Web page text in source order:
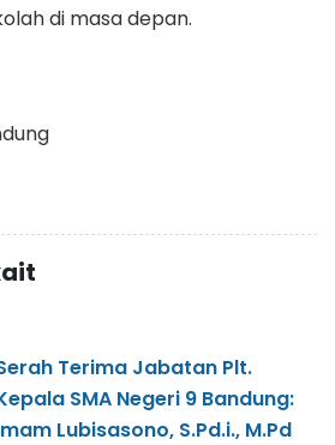
di masa depan.
Terima Jabatan Plt.
SMA Negeri 9 Bandung:
Lubisasono, S.Pd.i., M.Pd